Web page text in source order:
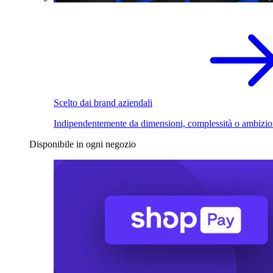
Scelto dai brand aziendali
Indipendentemente da dimensioni, complessità o
Disponibile in ogni negozio